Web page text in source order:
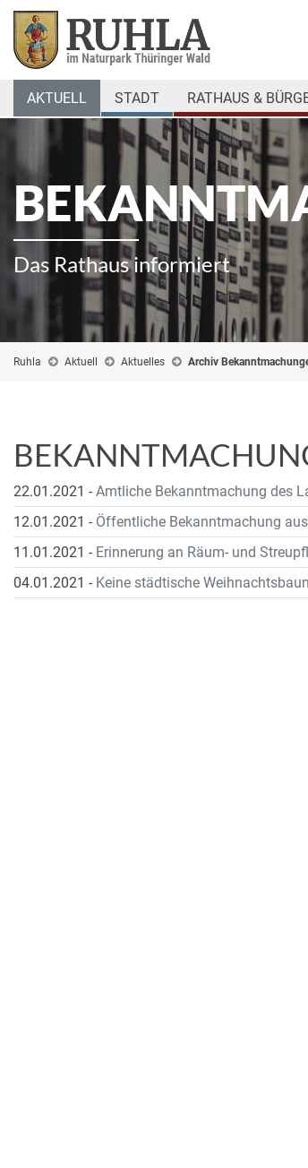
AKTUELL STADT RATHAUS &
Das Rathaus informiert
Ruhla Aktuell Aktuelles Archiv
22.01.2021 - Amtliche Bekanntmachung des
12.01.2021 - Öffentliche Bekanntmachung
11.01.2021 - Erinnerung an Räum- und
04.01.2021 - Keine städtische